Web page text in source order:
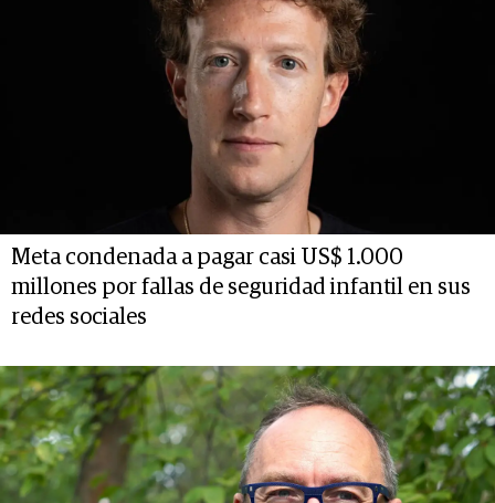
Meta condenada a pagar casi US$ 1.000
millones por fallas de seguridad infantil en sus
redes sociales